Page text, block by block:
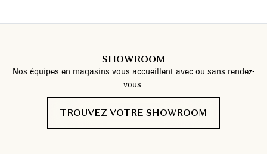
SHOWROOM
Nos équipes en magasins vous accueillent avec ou sans rendez-
vous.
TROUVEZ VOTRE SHOWROOM